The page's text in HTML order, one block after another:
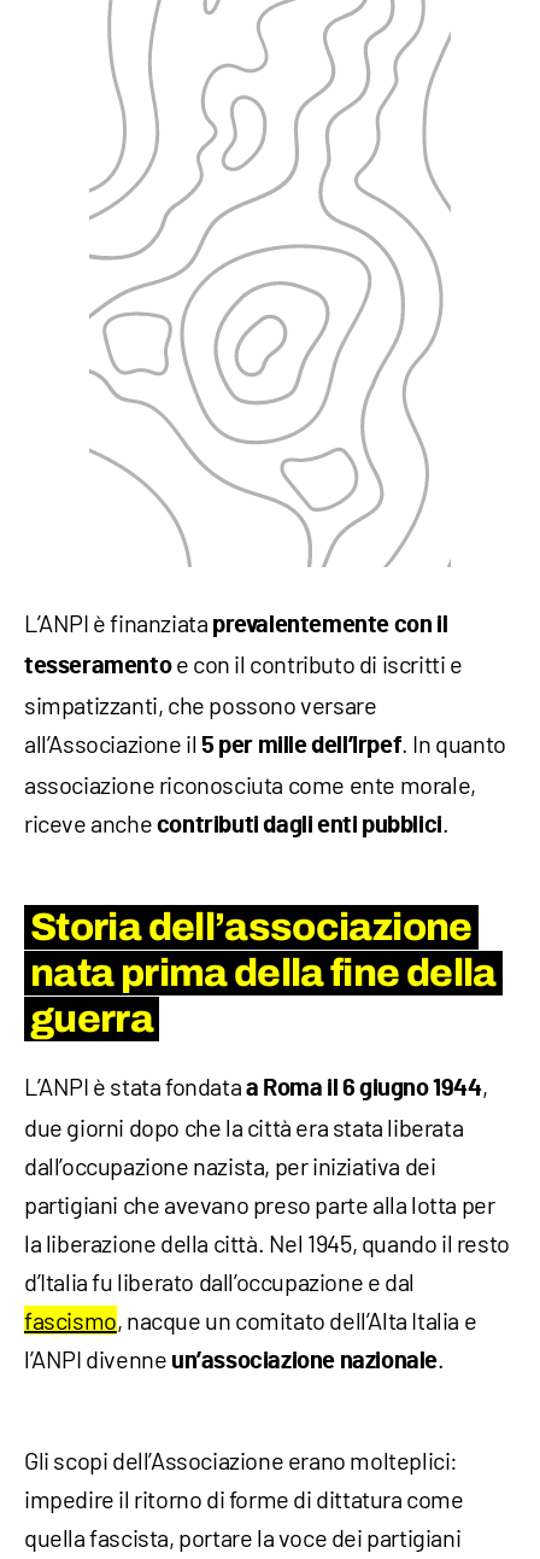
L’ANPI è finanziata prevalentemente con il
tesseramentoe con il contributo di iscritti e
simpatizzanti, che possono versare
all’Associazione il5 per mille dell’Irpef. In quanto
associazione riconosciuta come ente morale,
riceve anche contributi dagli enti pubblici
Storia dell’associazione
nata prima della fine della
guerra
L’ANPI è stata fondata a Roma il 6 giugno 1944,
due giorni dopo che la città era stata liberata
dall’occupazione nazista, per iniziativa dei
partigiani che avevano preso parte alla lotta per
la liberazione della città. Nel 1945, quando il resto
d’Italia fu liberato dall’occupazione e dal
fascismo, nacque un comitato dell’Alta Italia e
l’ANPI divenne un’associazione nazionale
Gli scopi dell’Associazione erano molteplici:
impedire il ritorno di forme di dittatura come
quella fascista, portare la voce dei partigiani